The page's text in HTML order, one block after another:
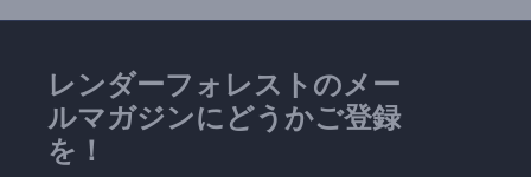
レンダーフォレストのメー
ルマガジンにどうかご登録
を！